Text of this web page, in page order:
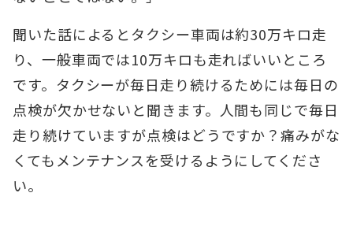
聞いた話によるとタクシー車両は約30万キロ走
り、一般車両では10万キロも走ればいいところ
です。タクシーが毎日走り続けるためには毎日の
点検が欠かせないと聞きます。人間も同じで毎日
走り続けていますが点検はどうですか？痛みがな
くてもメンテナンスを受けるようにしてくださ
い。